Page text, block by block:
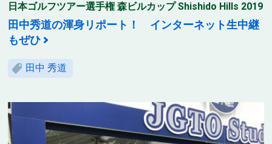
日本ゴルフツアー選手権 森ビルカップ Shishido Hills 2019
田中秀道の渾身リポート！ インターネット生中継
もぜひ
田中 秀道